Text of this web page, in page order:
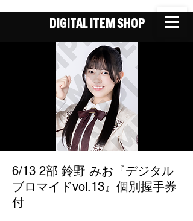
DIGITAL ITEM SHOP
6/13 2部 鈴野 みお『デジタル
ブロマイドvol.13』個別握手券
付